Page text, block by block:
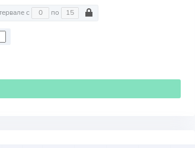
На интервале с по